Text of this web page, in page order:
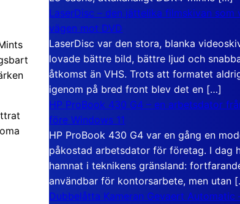
LaserDisc – den jättelika filmskivan som
vägen mot DVD
LaserDisc var den stora, blanka
lovade bättre bild, bättre ljud och
åtkomst än VHS. Trots att formatet
igenom på bred front blev det en […]
HP ProBook 430 G4 – en arbetsdator
före Windows 11
HP ProBook 430 G4 var en gång en
påkostad arbetsdator för företag. I dag
hamnat i teknikens gränsland:
användbar för kontorsarbete, men utan
Dubbelåtta Kameran Gevaert Automatic